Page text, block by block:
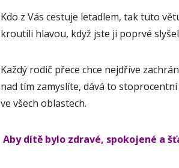
Kdo z Vás cestuje letadlem, tak tuto
kroutili hlavou, když jste ji poprvé
Každý rodič přece chce nejdříve
nad tím zamyslíte, dává to
ve všech oblastech.
Aby dítě bylo zdravé, spokojené a